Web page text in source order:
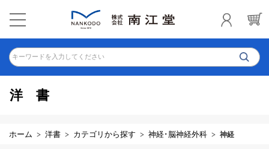
キーワードを入力してください
洋書
ホーム 洋書 カテゴリから探す 神経･脳神経外科 神経